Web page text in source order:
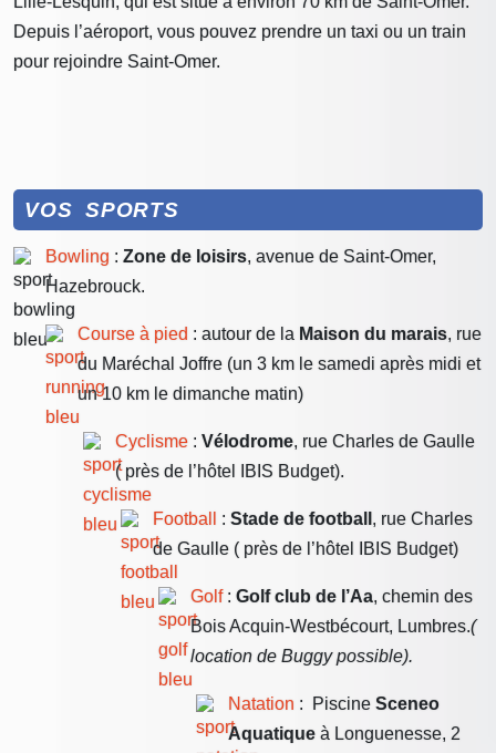
Depuis l’aéroport, vous pouvez prendre un taxi ou un train
pour rejoindre Saint-Omer.
VOS SPORTS
Bowling : Zone de loisirs, avenue de Saint-Omer,
Hazebrouck.
Course à pied : autour de la Maison du marais, rue
du Maréchal Joffre (un 3 km le samedi après midi et
un 10 km le dimanche matin)
Cyclisme : Vélodrome, rue Charles de Gaulle
( près de l’hôtel IBIS Budget).
Football : Stade de football , rue Charles
de Gaulle ( près de l’hôtel IBIS Budget)
Golf: Golf club de l’Aa, chemin des
Bois Acquin-Westbécourt, Lumbres.(
location de Buggy possible).
Natation : Piscine Sceneo
Aquatique à Longuenesse, 2